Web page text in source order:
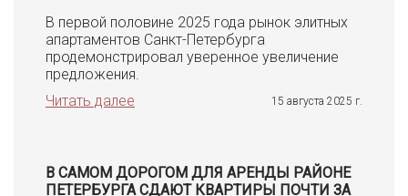
В первой половине 2025 года рынок элитных
апартаментов Санкт-Петербурга
продемонстрировал уверенное увеличение
предложения.
Читать далее
15 августа 2025 г.
В САМОМ ДОРОГОМ ДЛЯ АРЕНДЫ РАЙОНЕ
ПЕТЕРБУРГА СДАЮТ КВАРТИРЫ ПОЧТИ ЗА